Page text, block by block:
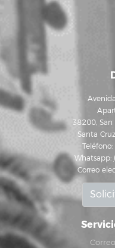
38200, San
Santa
Whatsapp:
Correo